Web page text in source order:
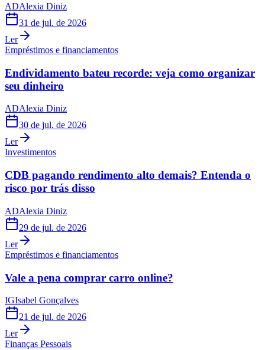
ADAlexia Diniz
31 de jul. de 2026
Ler
Empréstimos e financiamentos
Endividamento bateu recorde: veja como organizar
seu dinheiro
ADAlexia Diniz
30 de jul. de 2026
Ler
Investimentos
CDB pagando rendimento alto demais? Entenda o
risco por trás disso
ADAlexia Diniz
29 de jul. de 2026
Ler
Empréstimos e financiamentos
Vale a pena comprar carro online?
IGIsabel Gonçalves
21 de jul. de 2026
Ler
Finanças Pessoais